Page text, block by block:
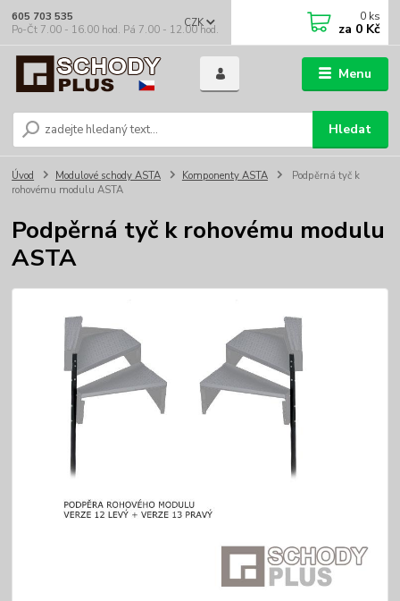
Menu
CZK
Hledat
605 703 535
Po-Čt 7.00 - 16.00 hod. Pá 7.00 - 12.00 hod.
0 ks
za 0 Kč
Úvod Modulové schody ASTA Komponenty ASTA
Podpěrná tyč k
rohovému modulu ASTA
Podpěrná tyč k rohovému modulu
ASTA